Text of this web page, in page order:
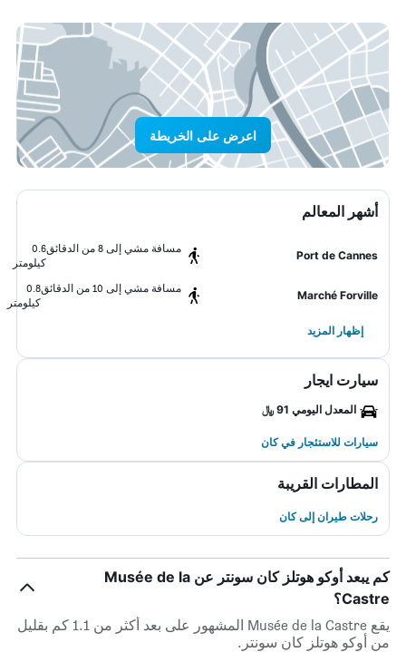
اعرض على الخريطة
أشهر المعالم
Port de Cannes
مسافة مشي إلى 8 من الدقائق
0.6
كيلومتر
Marché Forville
مسافة مشي إلى 10 من الدقائق
0.8
كيلومتر
إظهار المزيد
سيارت ايجار
المعدل اليومي 91 ﷼
سيارات للاستئجار في كان
المطارات القريبة
رحلات طيران إلى كان
كم يبعد أوكو هوتلز كان سونتر عن Musée de la
Castre؟
يقع Musée de la Castre المشهور على بعد أكثر من 1.1 كم بقليل
من أوكو هوتلز كان سونتر.